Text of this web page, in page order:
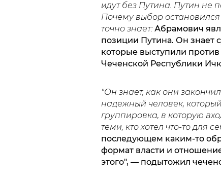
идут без Путина. Путин не
Почему выбор
точно знает:Абрамович
позиции Путина. Он знает
которые выступили
Чеченской Республики
"Он знает, как они
надежный человек,
группировка, в которую
теми, кто хотел что-то для
последующем каким-то
формат власти и
этого", — подытожил